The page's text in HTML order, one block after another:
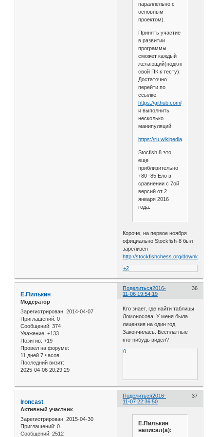
параллельно с
основным
проектом).
Принять участие
в развитии
программы
сможет каждый
желающий(подключить
свой ПК к тесту).
Достаточно
перейти по
ссылке:
https://github.com/glinscott/
и выполнить
несколько
манипуляций.
https://ru.wikipedia.org/wiki/
Stocfish 8 это
еще
приблизительно
+80 -85 Ело в
сравнении с 7ой
версий от 2
января 2016
года.
Короче, на первое ноября
официально Stockfish-8 был
зарелизен
http://stockfishchess.org/download/
+2
Поделиться 36
2016-
11-06 19:54:19
Е.Пилькин
Модератор
Зарегистрирован: 2014-04-07
Приглашений: 0
Сообщений: 374
Уважение: +133
Позитив: +19
Провел на форуме:
11 дней 7 часов
Последний визит:
2025-04-06 20:29:29
Кто знает, где найти таблицы
Ломоносова. У меня была
лицензия на один год.
Закончилась. Бесплатные
кто-нибудь видел?
0
Поделиться 37
2016-
11-07 22:36:50
Ironcast
Активный участник
Зарегистрирован: 2015-04-30
Приглашений: 0
Сообщений: 2512
Е.Пилькин
написал(а):